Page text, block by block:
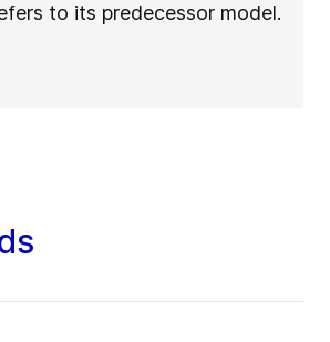
to its predecessor model.